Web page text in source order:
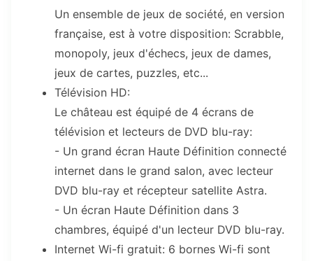
Un ensemble de jeux de société, en version
française, est à votre disposition: Scrabble,
monopoly, jeux d'échecs, jeux de dames,
jeux de cartes, puzzles, etc...
Télévision HD:
Le château est équipé de 4 écrans de
télévision et lecteurs de DVD blu-ray:
- Un grand écran Haute Définition connecté
internet dans le grand salon, avec lecteur
DVD blu-ray et récepteur satellite Astra.
- Un écran Haute Définition dans 3
chambres, équipé d'un lecteur DVD blu-ray.
Internet Wi-fi gratuit: 6 bornes Wi-fi sont